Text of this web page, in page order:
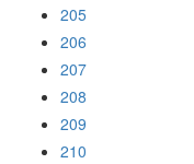
205
206
207
208
209
210